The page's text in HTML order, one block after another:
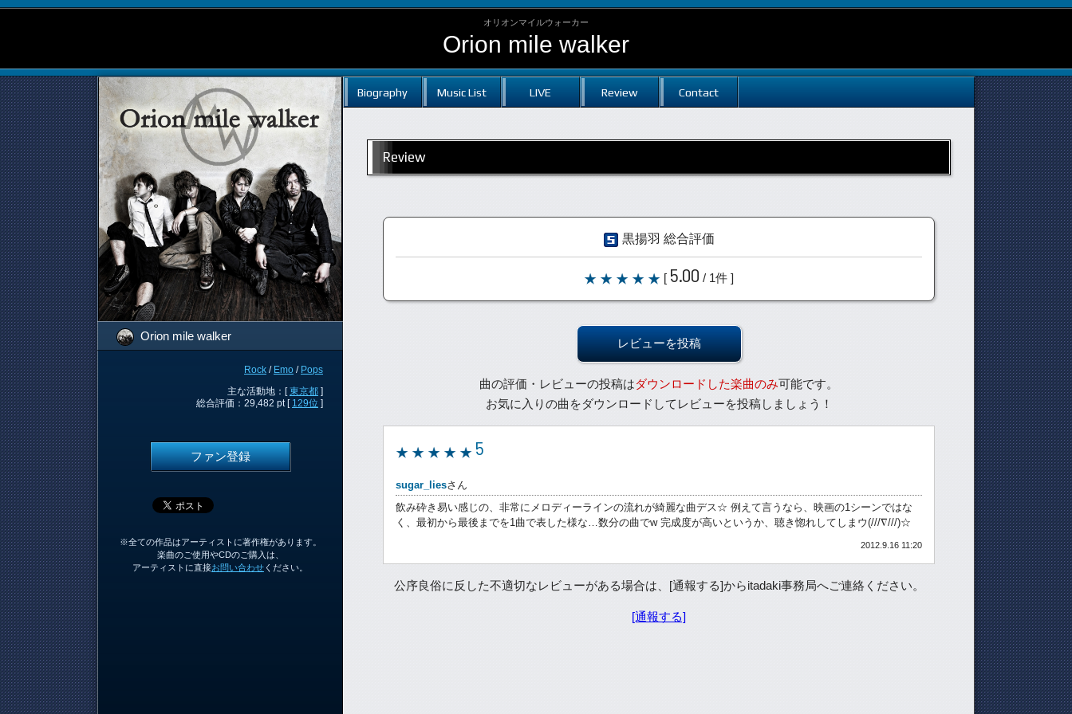
オリオンマイルウォーカー
Orion mile walker
Orion mile walker
Rock / Emo / Pops
主な活動地：[東京都 ]
総合評価：29,482 pt [ 129位 ]
ファン登録
※全ての作品はアーティストに著作権があります。
楽曲のご使用やCDのご購入は、
アーティストに直接お問い合わせ ください。
Biography Music List LIVE Review Contact
Review
黒揚羽 総合評価
[ 5.00 / 1件 ]
レビューを投稿
曲の評価・レビューの投稿はダウンロードした楽曲のみ可能です。
お気に入りの曲をダウンロードしてレビューを投稿しましょう！
5
sugar_liesさん
飲み砕き易い感じの、非常にメロディーラインの流れが綺麗な曲デス☆ 例えて言うなら、映画の1シーンではな
く、最初から最後までを1曲で表した様な…数分の曲でw 完成度が高いというか、聴き惚れしてしまウ(///∇///)☆
2012.9.16 11:20
公序良俗に反した不適切なレビューがある場合は、[通報する]からitadaki事務局へご連絡ください。
[通報する]